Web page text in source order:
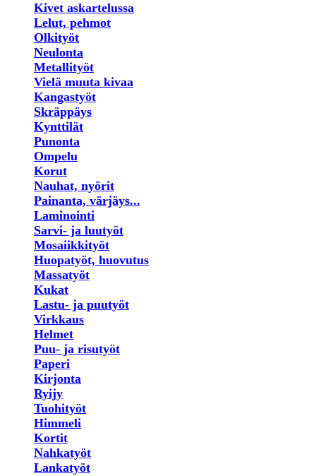
Kivet askartelussa
Lelut, pehmot
Olkityöt
Neulonta
Metallityöt
Vielä muuta kivaa
Kangastyöt
Skräppäys
Kynttilät
Punonta
Ompelu
Korut
Nauhat, nyörit
Painanta, värjäys...
Laminointi
Sarvi- ja luutyöt
Mosaiikkityöt
Huopatyöt, huovutus
Massatyöt
Kukat
Lastu- ja puutyöt
Virkkaus
Helmet
Puu- ja risutyöt
Paperi
Kirjonta
Ryijy
Tuohityöt
Himmeli
Kortit
Nahkatyöt
Lankatyöt